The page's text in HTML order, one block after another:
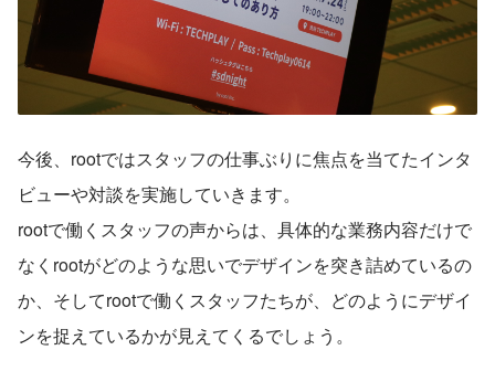
今後、rootではスタッフの仕事ぶりに焦点を当てたインタ
ビューや対談を実施していきます。
rootで働くスタッフの声からは、具体的な業務内容だけで
なくrootがどのような思いでデザインを突き詰めているの
か、そしてrootで働くスタッフたちが、どのようにデザイ
ンを捉えているかが見えてくるでしょう。